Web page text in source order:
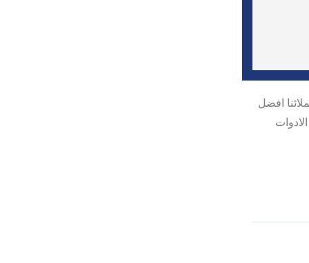
افضل